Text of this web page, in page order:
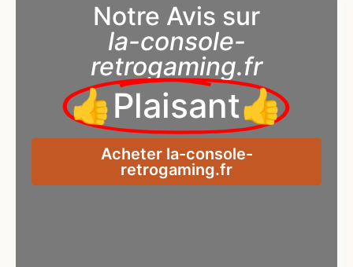
Notre Avis sur
la-console-
retrogaming.fr
👍Plaisant👍
Acheter la-console-
retrogaming.fr